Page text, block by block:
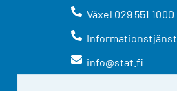
Växel 029 551 1000
Informationstjänst
info@stat.fi